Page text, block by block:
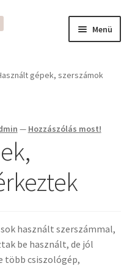
Menü
gépek, szerszámok
— Hozzászólás most!
használt szerszámmal,
be használt, de jól
több csiszológép,